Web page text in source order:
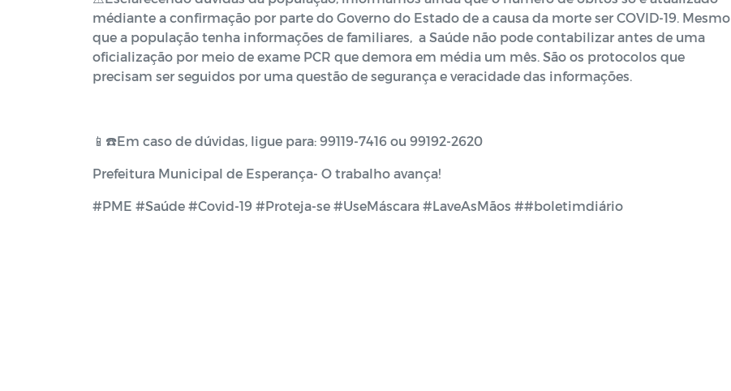
médiante a confirmação por parte do Governo do Estado de a causa da morte ser COVID-19. Mesmo
que a população tenha informações de familiares, a Saúde não pode contabilizar antes de uma
oficialização por meio de exame PCR que demora em média um mês. São os protocolos que
precisam ser seguidos por uma questão de segurança e veracidade das informações.
📱☎️Em caso de dúvidas, ligue para: 99119-7416 ou 99192-2620
Prefeitura Municipal de Esperança- O trabalho avança!
#PME #Saúde #Covid-19 #Proteja-se #UseMáscara #LaveAsMãos ##boletimdiário